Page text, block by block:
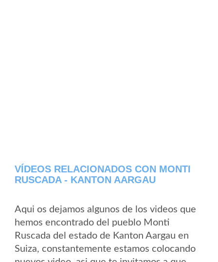
VÍDEOS RELACIONADOS CON MONTI
RUSCADA - KANTON AARGAU
Aqui os dejamos algunos de los videos que
hemos encontrado del pueblo Monti
Ruscada del estado de Kanton Aargau en
Suiza, constantemente estamos colocando